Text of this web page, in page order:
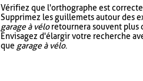
Vérifiez que l'orthographe est
Supprimez les guillemets autour des
garage à véloretournera souvent plus
Envisagez d'élargir votre recherche
que garage à vélo.